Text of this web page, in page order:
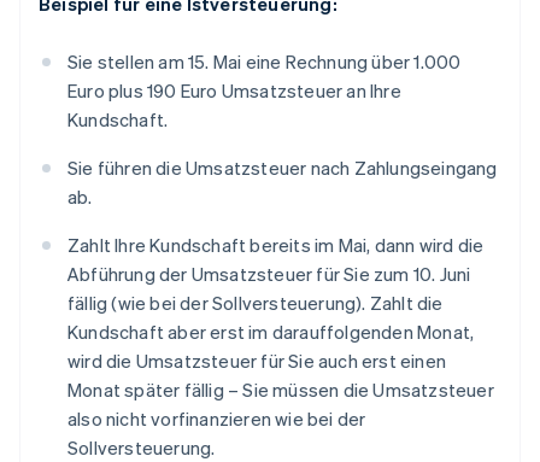
Sie stellen am 15. Mai eine Rechnung über 1.000
Euro plus 190 Euro Umsatzsteuer an Ihre
Kundschaft.
Sie führen die Umsatzsteuer nach Zahlungseingang
ab.
Zahlt Ihre Kundschaft bereits im Mai, dann wird die
Abführung der Umsatzsteuer für Sie zum 10. Juni
fällig (wie bei der Sollversteuerung). Zahlt die
Kundschaft aber erst im darauffolgenden Monat,
wird die Umsatzsteuer für Sie auch erst einen
Monat später fällig – Sie müssen die Umsatzsteuer
also nicht vorfinanzieren wie bei der
Sollversteuerung.